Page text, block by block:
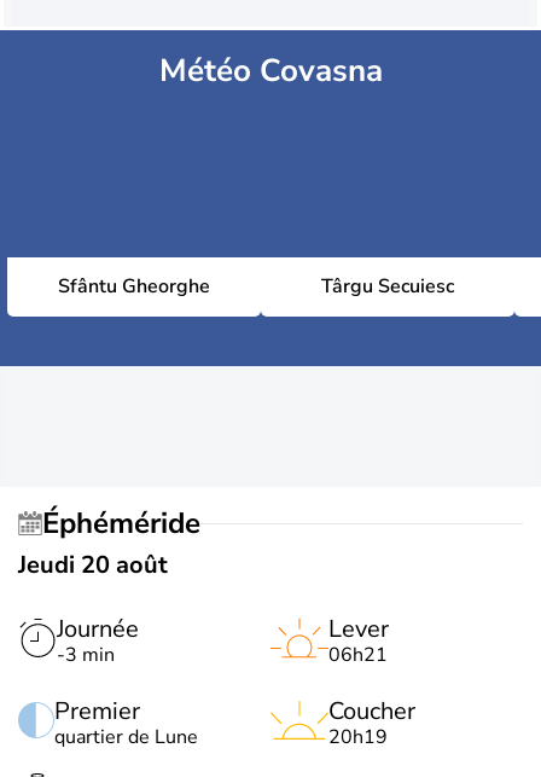
Météo Covasna
Sfântu Gheorghe Târgu Secuiesc
Éphéméride
Jeudi 20 août
Journée
-3 min
Premier
quartier de Lune
Lever
06h21
Coucher
20h19